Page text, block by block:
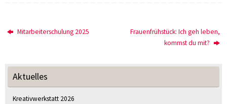
Mitarbeiterschulung 2025
Frauenfrühstück: Ich geh leben,
kommst du mit?
Aktuelles
Kreativwerkstatt 2026